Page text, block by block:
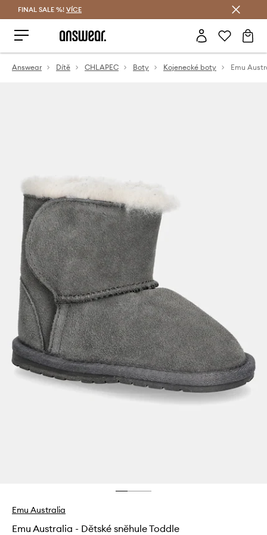
FINAL SALE %! VÍCE
Answear Dítě CHLAPEC Boty Kojenecké boty
Emu Australia
Emu Australia - Dětské sněhule Toddle